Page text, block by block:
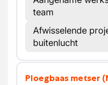
team
Afwisselende
buitenlucht
Ploegbaas metser